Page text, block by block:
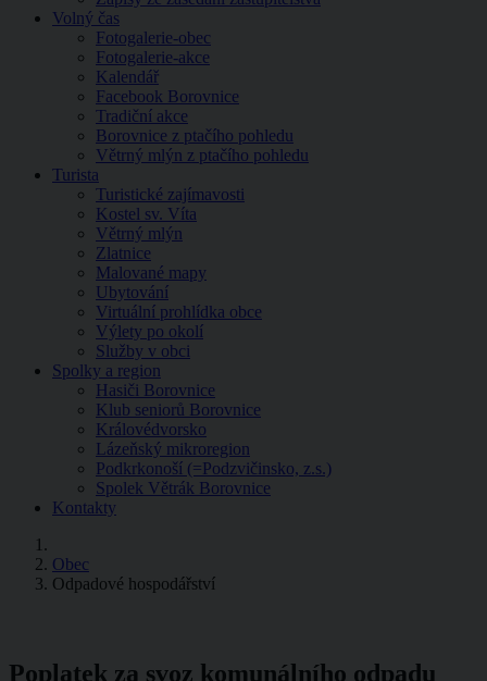
Volný čas
Fotogalerie-obec
Fotogalerie-akce
Kalendář
Facebook Borovnice
Tradiční akce
Borovnice z ptačího pohledu
Větrný mlýn z ptačího pohledu
Turista
Turistické zajímavosti
Kostel sv. Víta
Větrný mlýn
Zlatnice
Malované mapy
Ubytování
Virtuální prohlídka obce
Výlety po okolí
Služby v obci
Spolky a region
Hasiči Borovnice
Klub seniorů Borovnice
Královédvorsko
Lázeňský mikroregion
Podkrkonoší (=Podzvičinsko, z.s.)
Spolek Větrák Borovnice
Kontakty
Obec
Odpadové hospodářství
Poplatek za svoz komunálního odpadu